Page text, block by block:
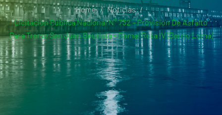
Home
Noticias
Licitación Pública Nacional N° 732 – Provisión De Asfalto
Para Tramo San Juan Bautista – Ramal Ruta IV (Barrio Loma)